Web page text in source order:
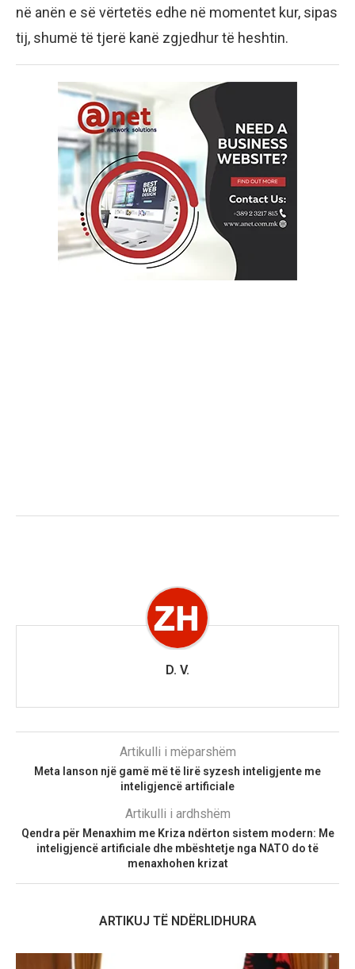
në anën e së vërtetës edhe në momentet kur, sipas
tij, shumë të tjerë kanë zgjedhur të heshtin.
D. V.
Artikulli i mëparshëm
Meta lanson një gamë më të lirë syzesh inteligjente me
inteligjencë artificiale
Artikulli i ardhshëm
Qendra për Menaxhim me Kriza ndërton sistem modern: Me
inteligjencë artificiale dhe mbështetje nga NATO do të
menaxhohen krizat
ARTIKUJ TË NDËRLIDHURA